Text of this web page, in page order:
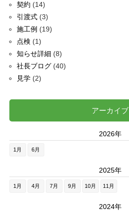
契約 (14)
引渡式(3)
施工例 (19)
点検 (1)
知らせ詳細 (8)
社長ブログ(40)
見学(2)
アーカイブ
2026年
1月 6月
2025年
1月 4月 7月 9月 10月 11月
2024年